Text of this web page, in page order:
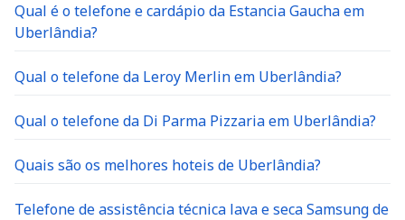
Qual é o telefone e cardápio da Estancia Gaucha em
Uberlândia?
Qual o telefone da Leroy Merlin em Uberlândia?
Qual o telefone da Di Parma Pizzaria em Uberlândia?
Quais são os melhores hoteis de Uberlândia?
Telefone de assistência técnica lava e seca Samsung de